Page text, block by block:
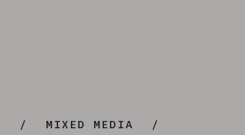
MIXED MEDIA